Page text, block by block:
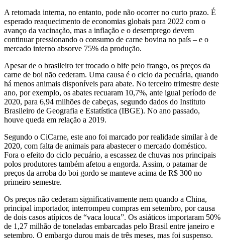
A retomada interna, no entanto, pode não ocorrer no curto prazo. É
esperado reaquecimento de economias globais para 2022 com o
avanço da vacinação, mas a inflação e o desemprego devem
continuar pressionando o consumo de carne bovina no país – e o
mercado interno absorve 75% da produção.
Apesar de o brasileiro ter trocado o bife pelo frango, os preços da
carne de boi não cederam. Uma causa é o ciclo da pecuária, quando
há menos animais disponíveis para abate. No terceiro trimestre deste
ano, por exemplo, os abates recuaram 10,7%, ante igual período de
2020, para 6,94 milhões de cabeças, segundo dados do Instituto
Brasileiro de Geografia e Estatística (IBGE). No ano passado,
houve queda em relação a 2019.
Segundo o CiCarne, este ano foi marcado por realidade similar à de
2020, com falta de animais para abastecer o mercado doméstico.
Fora o efeito do ciclo pecuário, a escassez de chuvas nos principais
polos produtores também afetou a engorda. Assim, o patamar de
preços da arroba do boi gordo se manteve acima de R$ 300 no
primeiro semestre.
Os preços não cederam significativamente nem quando a China,
principal importador, interrompeu compras em setembro, por causa
de dois casos atípicos de “vaca louca”. Os asiáticos importaram 50%
de 1,27 milhão de toneladas embarcadas pelo Brasil entre janeiro e
setembro. O embargo durou mais de três meses, mas foi suspenso.